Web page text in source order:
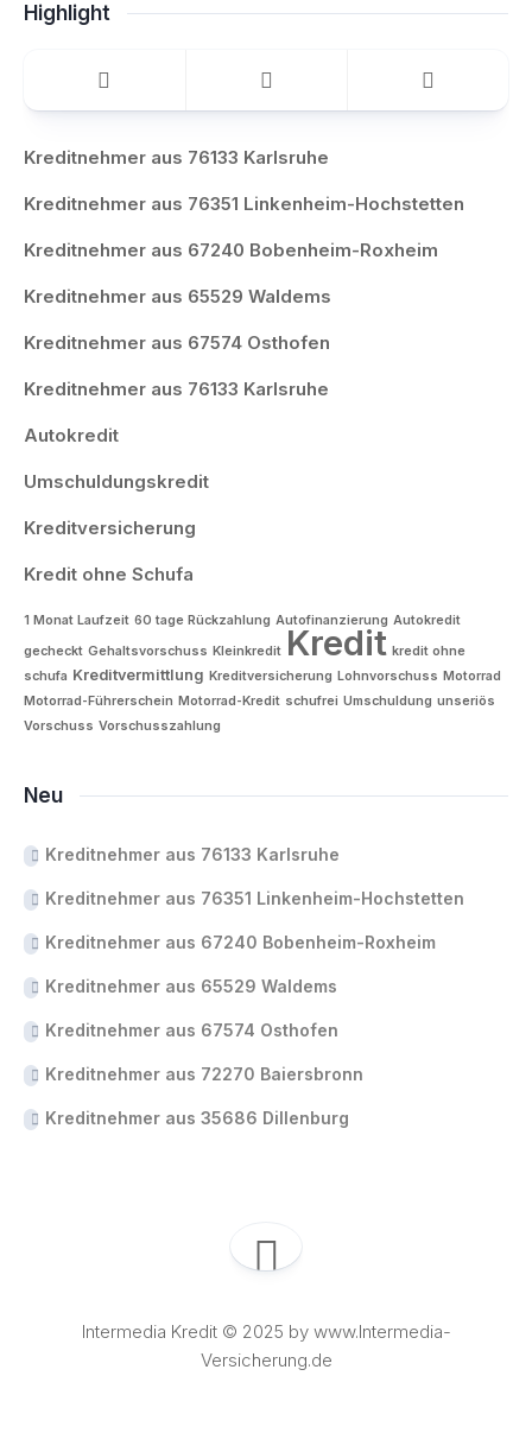
Highlight
Kreditnehmer aus 76133 Karlsruhe
Kreditnehmer aus 76351 Linkenheim-Hochstetten
Kreditnehmer aus 67240 Bobenheim-Roxheim
Kreditnehmer aus 65529 Waldems
Kreditnehmer aus 67574 Osthofen
Kreditnehmer aus 76133 Karlsruhe
Autokredit
Umschuldungskredit
Kreditversicherung
Kredit ohne Schufa
1 Monat Laufzeit 60 tage Rückzahlung Autofinanzierung Autokredit
gecheckt Gehaltsvorschuss Kleinkredit Kredit kredit ohne
schufa Kreditvermittlung Kreditversicherung Lohnvorschuss Motorrad
Motorrad-Führerschein Motorrad-Kredit schufrei Umschuldung unseriös
Vorschuss Vorschusszahlung
Neu
Kreditnehmer aus 76133 Karlsruhe
Kreditnehmer aus 76351 Linkenheim-Hochstetten
Kreditnehmer aus 67240 Bobenheim-Roxheim
Kreditnehmer aus 65529 Waldems
Kreditnehmer aus 67574 Osthofen
Kreditnehmer aus 72270 Baiersbronn
Kreditnehmer aus 35686 Dillenburg
Intermedia Kredit © 2025 by www.Intermedia-
Versicherung.de